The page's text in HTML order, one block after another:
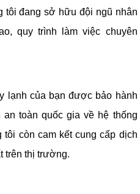
tôi đang sở hữu đội ngũ nhân
quy trình làm việc chuyên
lạnh của bạn được bảo hành
toàn quốc gia về hệ thống
tôi còn cam kết cung cấp dịch
trên thị trường.